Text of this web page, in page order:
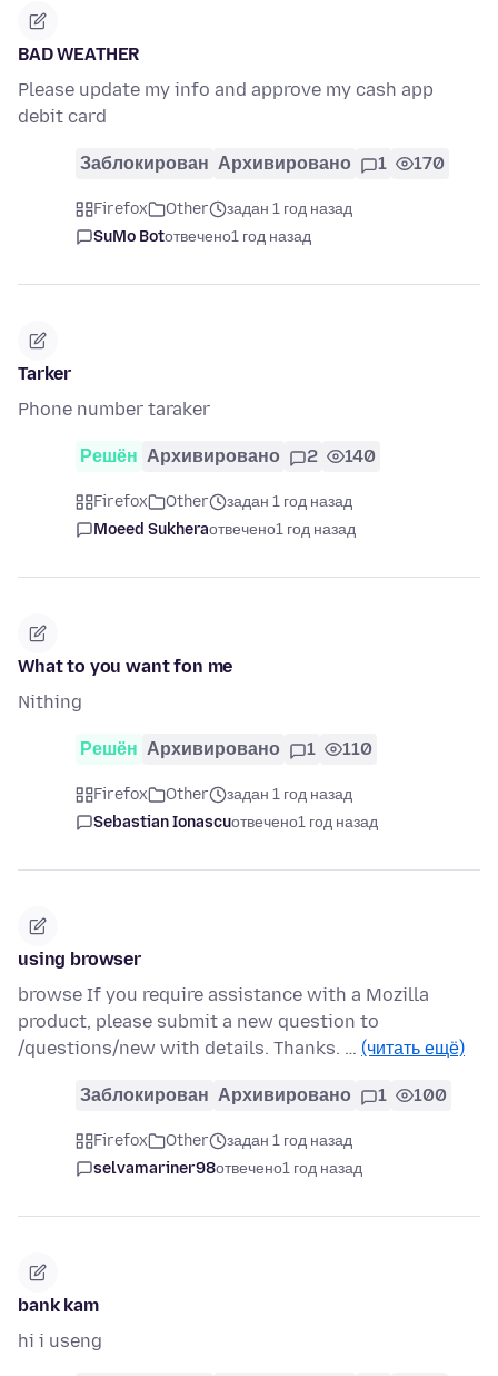
BAD WEATHER
Please update my info and approve my cash app
debit card
Заблокирован Архивировано 1 170
Firefox Other
задан 1 год назад
SuMo Botотвечено1 год назад
Tarker
Phone number taraker
Решён Архивировано 2 140
Firefox Other
задан 1 год назад
Moeed Sukheraотвечено1 год назад
What to you want fon me
Nithing
Решён Архивировано 1 110
Firefox Other
задан 1 год назад
Sebastian Ionascuотвечено1 год назад
using browser
browse If you require assistance with a Mozilla
product, please submit a new question to
/questions/new with details. Thanks. … (читать ещё)
Заблокирован Архивировано 1 100
Firefox Other
задан 1 год назад
selvamariner98отвечено1 год назад
bank kam
hi i useng